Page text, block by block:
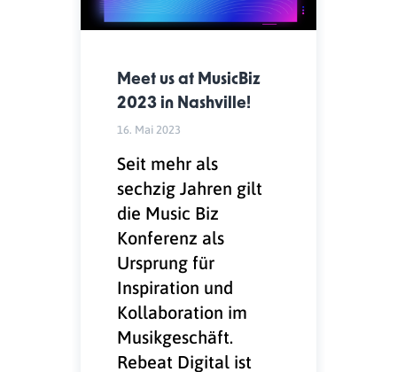
Meet us at MusicBiz
2023 in Nashville!
16. Mai 2023
Seit mehr als
sechzig Jahren gilt
die Music Biz
Konferenz als
Ursprung für
Inspiration und
Kollaboration im
Musikgeschäft.
Rebeat Digital ist